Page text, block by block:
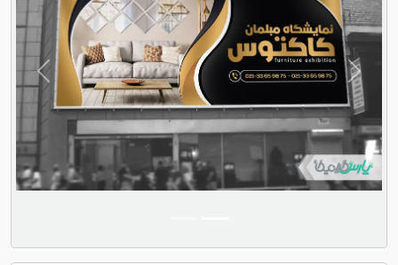
Previous
Next